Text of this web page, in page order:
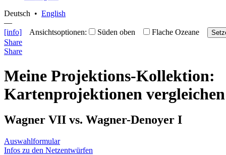
Deutsch • English
—
[info] Ansichtsoptionen: Süden oben Flache Ozeane
Share
Share
Meine Projektions-Kollektion:
Kartenprojektionen vergleichen
Wagner VII vs. Wagner-Denoyer I
Auswahlformular
Infos zu den Netzentwürfen